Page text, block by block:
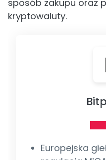
sposób zakupu oraz
kryptowaluty.
Europejska